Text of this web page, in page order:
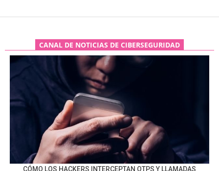
CANAL DE NOTICIAS DE CIBERSEGURIDAD
CÓMO LOS HACKERS INTERCEPTAN OTPS Y LLAMADAS